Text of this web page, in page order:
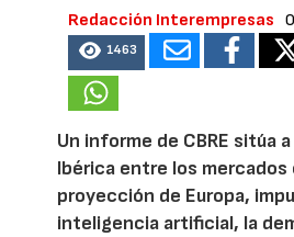
Redacción Interempresas
1463
Un informe de CBRE sitúa
Ibérica entre los mercados
proyección de Europa,
inteligencia artificial, la